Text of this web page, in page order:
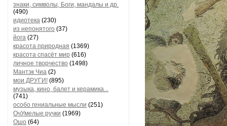
знаки, символы, Боги, мандалы и др.
(490)
идиотека (230)
из непонятого (37)
йога (27)
красота природная (1369)
красота спасёт мир (616)
личное творчество (1498)
Мантэк Чиа (2)
мои ДРУГИ! (895)
музыка, кино, балет и керамика...
(741)
особо гениальные мысли (251)
ОчУмелые ручки (1969)
Ошо (64)